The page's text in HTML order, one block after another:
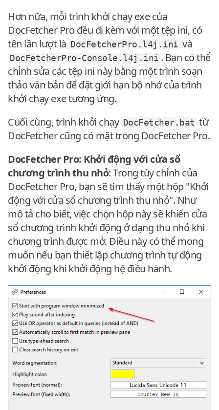
Hơn nữa, mỗi trình khởi chạy exe của
DocFetcher Pro đều đi kèm với một tệp ini, có
tên lần lượt là DocFetcherPro.l4j.ini và
DocFetcherPro-Console.l4j.ini . Bạn có thể
chỉnh sửa các tệp ini này bằng một trình soạn
thảo văn bản để đặt giới hạn bộ nhớ của trình
khởi chạy exe tương ứng.
Cuối cùng, trình khởi chạy DocFetcher.bat từ
DocFetcher cũng có mặt trong DocFetcher Pro.
DocFetcher Pro: Khởi động với cửa sổ
chương trình thu nhỏ: Trong tùy chỉnh của
DocFetcher Pro, bạn sẽ tìm thấy một hộp "Khởi
động với cửa sổ chương trình thu nhỏ". Như
mô tả cho biết, việc chọn hộp này sẽ khiến cửa
sổ chương trình khởi động ở dạng thu nhỏ khi
chương trình được mở. Điều này có thể mong
muốn nếu bạn thiết lập chương trình tự động
khởi động khi khởi động hệ điều hành.